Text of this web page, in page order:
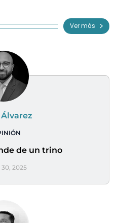
Ver más
de un trino
2025